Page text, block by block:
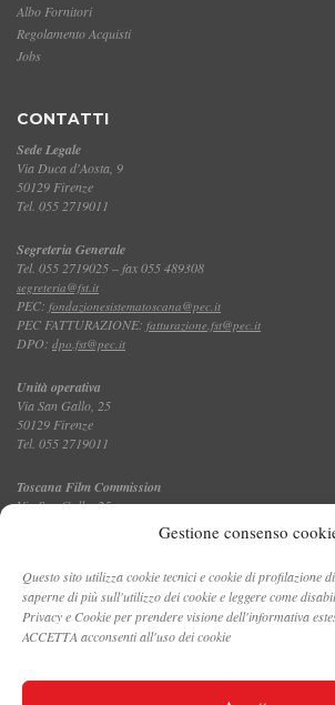
Gestione consenso
Questo sito utilizza cookie tecnici e cookie di profilazione
saperne di più sull'utilizzo dei cookie e leggere come
Privacy e Cookie per prendere visione dell'informativa
ACCETTA acconsenti all'uso dei cookie
Albo Fornitori
Regolamento Acquisti
Jobs
CONTATTI
Sede Legale
Via Duca d'Aosta, 9
50129 Firenze
Tel. 055 2719011
Segreteria Generale
Tel. 055 2719025 – fax 055 489308
segreteria@fst.it
PEC: fondazionesistematoscana@pec.it
PEC FATTURAZIONE: fatturazione.fst@pec.it
DPO: dpo.fst@pec.it
Unità operativa
Via San Gallo, 25
50129 Firenze
Tel. 055 2719011
Toscana Film Commission
Via San Gallo, 25
Tel. 055 2719035 – fax 055 2719027
CONTATTI